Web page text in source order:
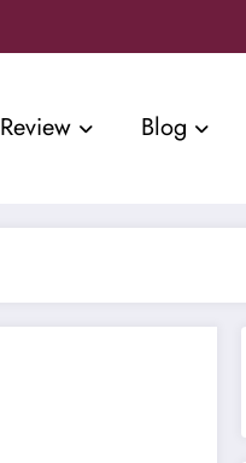
Review Blog